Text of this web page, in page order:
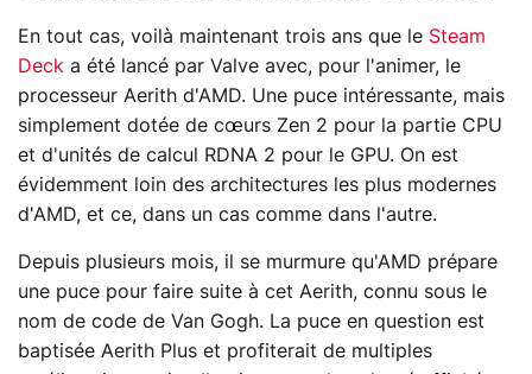
En tout cas, voilà maintenant trois ans que le Steam
Deck a été lancé par Valve avec, pour l'animer, le
processeur Aerith d'AMD. Une puce intéressante, mais
simplement dotée de cœurs Zen 2 pour la partie CPU
et d'unités de calcul RDNA 2 pour le GPU. On est
évidemment loin des architectures les plus modernes
d'AMD, et ce, dans un cas comme dans l'autre.
Depuis plusieurs mois, il se murmure qu'AMD prépare
une puce pour faire suite à cet Aerith, connu sous le
nom de code de Van Gogh. La puce en question est
baptisée Aerith Plus et profiterait de multiples